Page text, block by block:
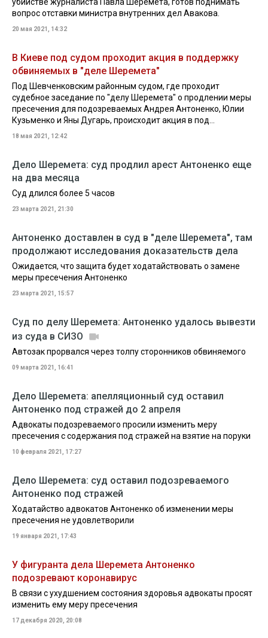
вопрос отставки министра внутренних дел Авакова.
20 мая 2021, 14:32
В Киеве под судом проходит акция в поддержку
обвиняемых в "деле Шеремета"
Под Шевченковским районным судом, где проходит
судебное заседание по "делу Шеремета" о продлении меры
пресечения для подозреваемых Андрея Антоненко, Юлии
Кузьменко и Яны Дугарь, происходит акция в под...
18 мая 2021, 12:42
Дело Шеремета: суд продлил арест Антоненко еще
на два месяца
Суд длился более 5 часов
23 марта 2021, 21:30
Антоненко доставлен в суд в "деле Шеремета", там
продолжают исследования доказательств дела
Ожидается, что защита будет ходатайствовать о замене
меры пресечения Антоненко
23 марта 2021, 15:57
Суд по делу Шеремета: Антоненко удалось вывезти
из суда в СИЗО
Автозак прорвался через толпу сторонников обвиняемого
09 марта 2021, 16:41
Дело Шеремета: апелляционный суд оставил
Антоненко под стражей до 2 апреля
Адвокаты подозреваемого просили изменить меру
пресечения с содержания под стражей на взятие на поруки
10 февраля 2021, 17:27
Дело Шеремета: суд оставил подозреваемого
Антоненко под стражей
Ходатайство адвокатов Антоненко об изменении меры
пресечения не удовлетворили
19 января 2021, 17:43
У фигуранта дела Шеремета Антоненко
подозревают коронавирус
В связи с ухудшением состояния здоровья адвокаты просят
изменить ему меру пресечения
17 декабря 2020, 20:08